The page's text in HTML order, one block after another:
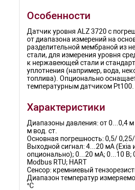
Особенности
Датчик уровня ALZ 3720 с
от диапазона измерений на
разделительной мембраной из
стали, для измерения уровня
к нержавеющей стали и
уплотнения (например, вода,
топлива). Опционально
температурным датчиком Pt100.
Характеристики
Диапазоны давления: от 0...0,4 м
м вод. ст.
Основная погрешность: 0,5/
Выходной сигнал: 4...20 мА (Exia
опционально); 0...20 мA; 0...10 В;
Modbus RTU; HART
Сенсор: кремниевый
Диапазон температур
°C